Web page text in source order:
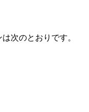
次のとおりです。